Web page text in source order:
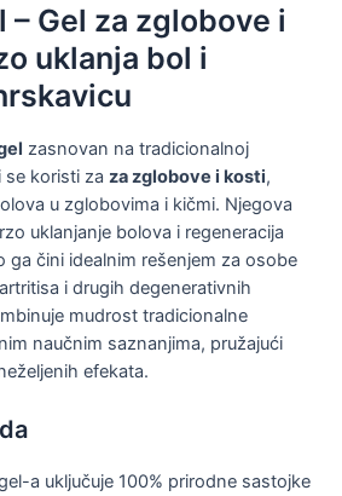
– Gel za zglobove i
uklanja bol i
zasnovan na tradicionalnoj
se koristi za za zglobove i kosti,
u zglobovima i kičmi. Njegova
uklanjanje bolova i regeneracija
ga čini idealnim rešenjem za osobe
i drugih degenerativnih
mudrost tradicionalne
naučnim saznanjima, pružajući
efekata.
a uključuje 100% prirodne sastojke